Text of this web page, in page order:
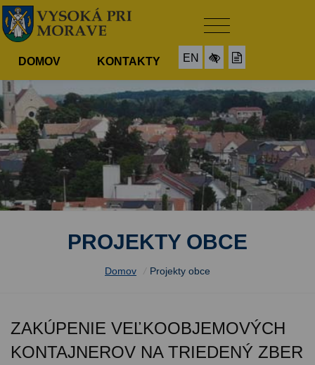
DOMOV KONTAKTY EN
PROJEKTY OBCE
Domov / Projekty obce
ZAKÚPENIE VEĽKOOBJEMOVÝCH
KONTAJNEROV NA TRIEDENÝ ZBER